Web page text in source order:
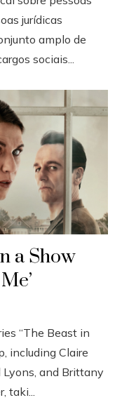
jurídicas
amplo de
sociais...
a Show
“The Beast in
including Claire
and Brittany